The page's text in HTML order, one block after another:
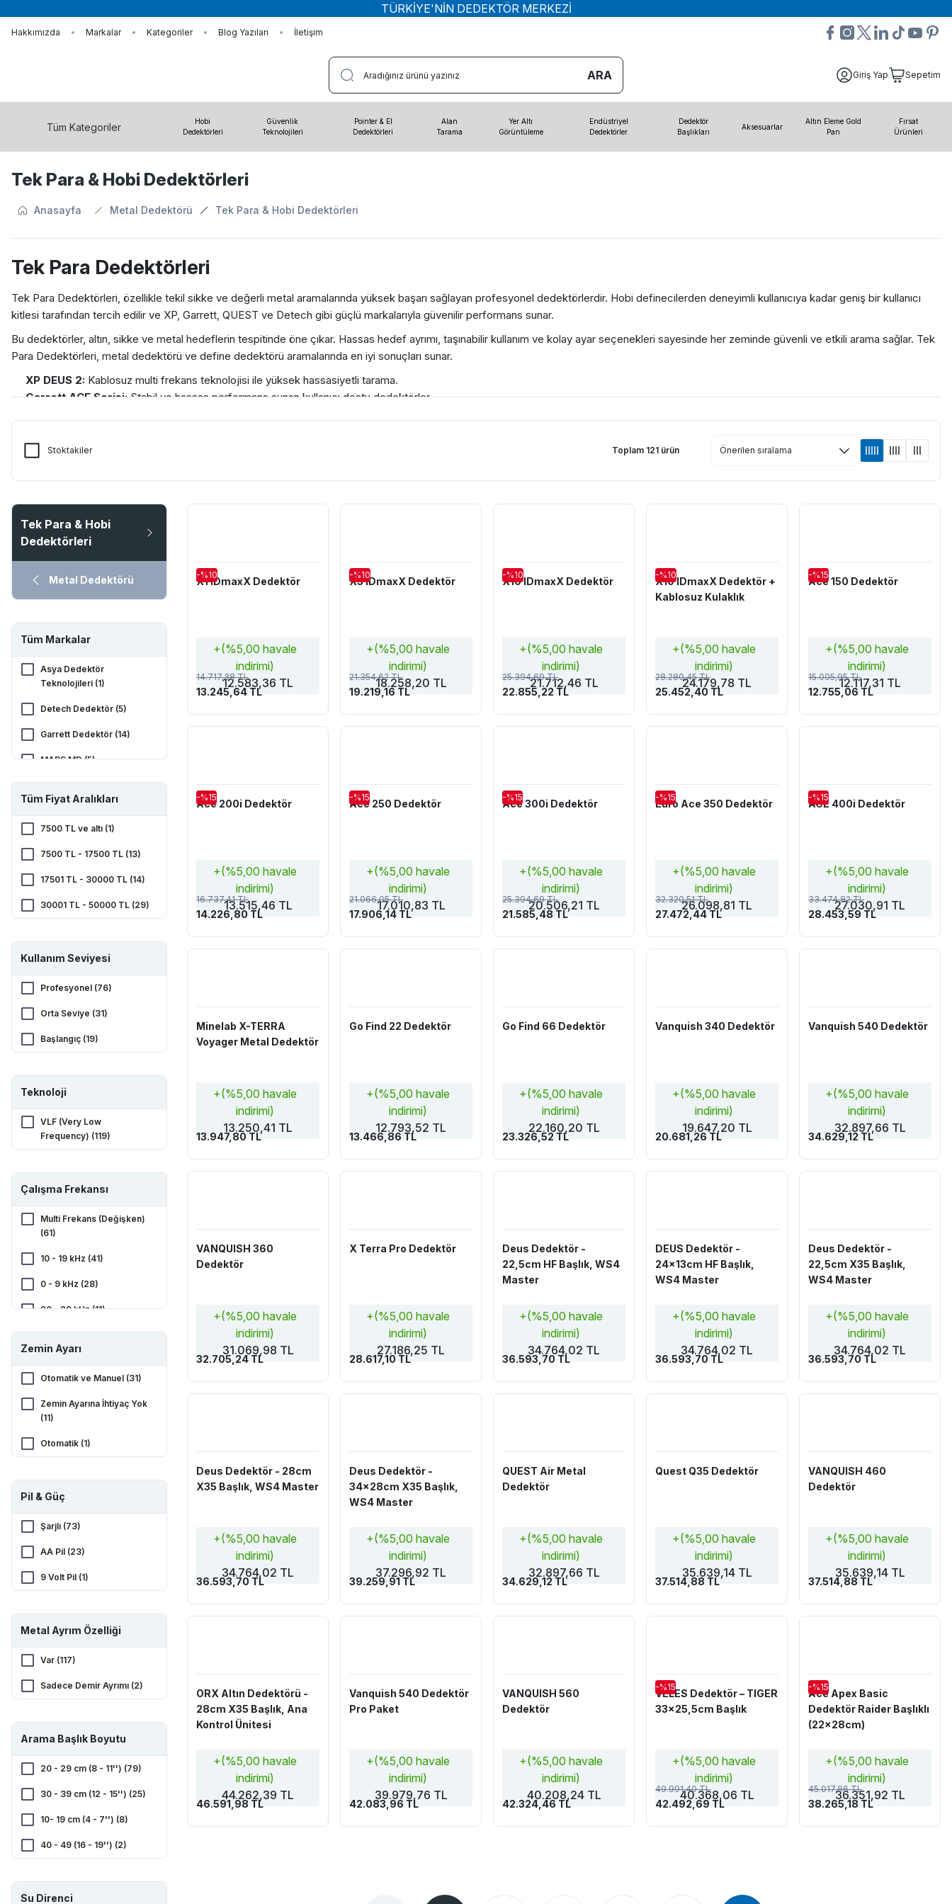
TÜRKİYE'NİN DEDEKTÖR MERKEZİ
Hakkımızda Markalar Kategoriler Blog Yazıları İletişim
ARA Giriş Yap Sepetim
Tüm Kategoriler
Hobi
Dedektörleri
Güvenlik
Teknolojileri
Pointer & El
Dedektörleri
Alan
Tarama
Yer Altı
Görüntüleme
Endüstriyel
Dedektörler
Dedektör
Başlıkları
Aksesuarlar
Altın Eleme Gold
Pan
Fırsat
Ürünleri
Tek Para & Hobi Dedektörleri
Anasayfa Metal Dedektörü Tek Para & Hobi Dedektörleri
Tek Para Dedektörleri
Tek Para Dedektörleri, özellikle tekil sikke ve değerli metal aramalarında yüksek başarı sağlayan profesyonel dedektörlerdir. Hobi definecilerden deneyimli kullanıcıya kadar geniş bir kullanıcı
kitlesi tarafından tercih edilir ve XP, Garrett, QUEST ve Detech gibi güçlü markalarıyla güvenilir performans sunar.
Bu dedektörler, altın, sikke ve metal hedeflerin tespitinde öne çıkar. Hassas hedef ayrımı, taşınabilir kullanım ve kolay ayar seçenekleri sayesinde her zeminde güvenli ve etkili arama sağlar. Tek
Para Dedektörleri, metal dedektörü ve define dedektörü aramalarında en iyi sonuçları sunar.
XP DEUS 2: Kablosuz multi frekans teknolojisi ile yüksek hassasiyetli tarama.
Garrett ACE Serisi:Stabil ve hassas performans sunan kullanıcı dostu dedektörler.
En iyi Tek Para Dedektörleri modellerimizi inceleyin ve define arama deneyiminizi bir üst seviyeye taşıyın. Satın alarak hassas, güvenli ve hızlı sonuçlar elde edebilirsiniz.
Dedektormerkezi.com'da tüm Tek Para Dedektörleri kategorisine ait ürünleri temin edebilir, bu ürünler hakkında detaylı bilgi ve eğitim alabilirsiniz. Detaylı bilgi için0542 288 3030
Stoktakiler Toplam 121 ürün
Tek Para & Hobi
Dedektörleri
Metal Dedektörü
Tüm Markalar
Asya Dedektör
Teknolojileri (1)
Detech Dedektör (5)
Garrett Dedektör (14)
MARS MD (5)
Midas Kurumsal (1)
Tüm Fiyat Aralıkları
7500 TL ve altı (1)
7500 TL - 17500 TL (13)
17501 TL - 30000 TL (14)
30001 TL - 50000 TL (29)
(56)
(8)
Kullanım Seviyesi
Profesyonel (76)
Orta Seviye (31)
Başlangıç (19)
Teknoloji
VLF (Very Low
Frequency) (119)
Çalışma Frekansı
Multi Frekans (Değişken)
(61)
10 - 19 kHz (41)
0 - 9 kHz (28)
20 - 29 kHz (11)
40 - 49 kHz (8)
Pulse Induksiyon (PI) (2)
100kHz + (1)
Zemin Ayarı
Otomatik ve Manuel (31)
Zemin Ayarına İhtiyaç Yok
(11)
Otomatik (1)
Pil & Güç
Şarjlı (73)
AA Pil (23)
9 Volt Pil (1)
Metal Ayrım Özelliği
Var (117)
Sadece Demir Ayrımı (2)
Arama Başlık Boyutu
20 - 29 cm (8 - 11'') (79)
30 - 39 cm (12 - 15'') (25)
10- 19 cm (4 - 7'') (8)
40 - 49 (16 - 19'') (2)
Su Direnci
-%10
X1 IDmaxX Dedektör
+(%5,00 havale
indirimi)
12.583,36 TL
14.717,38 TL
13.245,64 TL
-%10
X5 IDmaxX Dedektör
+(%5,00 havale
indirimi)
18.258,20 TL
21.354,62 TL
19.219,16 TL
-%10
X10 IDmaxX Dedektör
+(%5,00 havale
indirimi)
21.712,46 TL
25.394,69 TL
22.855,22 TL
-%10
X10 IDmaxX Dedektör +
Kablosuz Kulaklık
+(%5,00 havale
indirimi)
24.179,78 TL
28.280,45 TL
25.452,40 TL
-%15
Ace 150 Dedektör
+(%5,00 havale
indirimi)
12.117,31 TL
15.005,95 TL
12.755,06 TL
-%15
Ace 200i Dedektör
+(%5,00 havale
indirimi)
13.515,46 TL
16.737,41 TL
14.226,80 TL
-%15
Ace 250 Dedektör
+(%5,00 havale
indirimi)
17.010,83 TL
21.066,05 TL
17.906,14 TL
-%15
Ace 300i Dedektör
+(%5,00 havale
indirimi)
20.506,21 TL
25.394,69 TL
21.585,48 TL
-%15
Euro Ace 350 Dedektör
+(%5,00 havale
indirimi)
26.098,81 TL
32.320,51 TL
27.472,44 TL
-%15
ACE 400i Dedektör
+(%5,00 havale
indirimi)
27.030,91 TL
33.474,82 TL
28.453,59 TL
Minelab X-TERRA
Voyager Metal Dedektör
+(%5,00 havale
indirimi)
13.250,41 TL
13.947,80 TL
Go Find 22 Dedektör
+(%5,00 havale
indirimi)
12.793,52 TL
13.466,86 TL
Go Find 66 Dedektör
+(%5,00 havale
indirimi)
22.160,20 TL
23.326,52 TL
Vanquish 340 Dedektör
+(%5,00 havale
indirimi)
19.647,20 TL
20.681,26 TL
Vanquish 540 Dedektör
+(%5,00 havale
indirimi)
32.897,66 TL
34.629,12 TL
VANQUISH 360
Dedektör
+(%5,00 havale
indirimi)
31.069,98 TL
32.705,24 TL
X Terra Pro Dedektör
+(%5,00 havale
indirimi)
27.186,25 TL
28.617,10 TL
Deus Dedektör -
22,5cm HF Başlık, WS4
Master
+(%5,00 havale
indirimi)
34.764,02 TL
36.593,70 TL
DEUS Dedektör -
24x13cm HF Başlık,
WS4 Master
+(%5,00 havale
indirimi)
34.764,02 TL
36.593,70 TL
Deus Dedektör -
22,5cm X35 Başlık,
WS4 Master
+(%5,00 havale
indirimi)
34.764,02 TL
36.593,70 TL
Deus Dedektör - 28cm
X35 Başlık, WS4 Master
+(%5,00 havale
indirimi)
34.764,02 TL
36.593,70 TL
Deus Dedektör -
34x28cm X35 Başlık,
WS4 Master
+(%5,00 havale
indirimi)
37.296,92 TL
39.259,91 TL
QUEST Air Metal
Dedektör
+(%5,00 havale
indirimi)
32.897,66 TL
34.629,12 TL
Quest Q35 Dedektör
+(%5,00 havale
indirimi)
35.639,14 TL
37.514,88 TL
VANQUISH 460
Dedektör
+(%5,00 havale
indirimi)
35.639,14 TL
37.514,88 TL
ORX Altın Dedektörü -
28cm X35 Başlık, Ana
Kontrol Ünitesi
+(%5,00 havale
indirimi)
44.262,39 TL
46.591,98 TL
Vanquish 540 Dedektör
Pro Paket
+(%5,00 havale
indirimi)
39.979,76 TL
42.083,96 TL
VANQUISH 560
Dedektör
+(%5,00 havale
indirimi)
40.208,24 TL
42.324,46 TL
-%15
VELES Dedektör – TIGER
33x25,5cm Başlık
+(%5,00 havale
indirimi)
40.368,06 TL
49.991,40 TL
42.492,69 TL
-%15
Ace Apex Basic
Dedektör Raider Başlıklı
(22x28cm)
+(%5,00 havale
indirimi)
36.351,92 TL
45.017,86 TL
38.265,18 TL